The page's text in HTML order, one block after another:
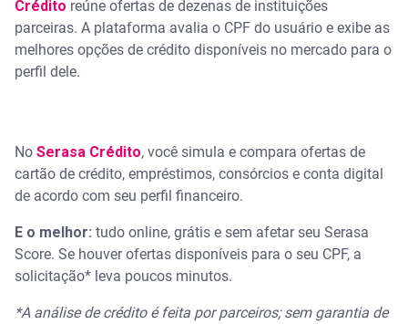
Crédito reúne ofertas de dezenas de instituições
parceiras. A plataforma avalia o CPF do usuário e exibe as
melhores opções de crédito disponíveis no mercado para o
perfil dele.
No Serasa Crédito, você simula e compara ofertas de
cartão de crédito, empréstimos, consórcios e conta digital
de acordo com seu perfil financeiro.
E o melhor: tudo online, grátis e sem afetar seu Serasa
Score. Se houver ofertas disponíveis para o seu CPF, a
solicitação* leva poucos minutos.
*A análise de crédito é feita por parceiros; sem garantia de